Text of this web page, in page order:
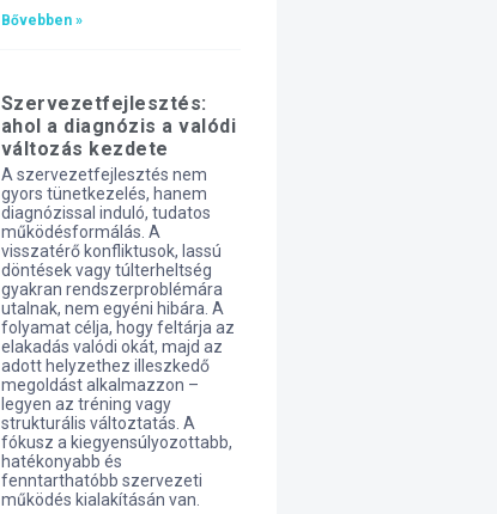
Bővebben »
Szervezetfejlesztés:
ahol a diagnózis a valódi
változás kezdete
A szervezetfejlesztés nem
gyors tünetkezelés, hanem
diagnózissal induló, tudatos
működésformálás. A
visszatérő konfliktusok, lassú
döntések vagy túlterheltség
gyakran rendszerproblémára
utalnak, nem egyéni hibára. A
folyamat célja, hogy feltárja az
elakadás valódi okát, majd az
adott helyzethez illeszkedő
megoldást alkalmazzon –
legyen az tréning vagy
strukturális változtatás. A
fókusz a kiegyensúlyozottabb,
hatékonyabb és
fenntarthatóbb szervezeti
működés kialakításán van.